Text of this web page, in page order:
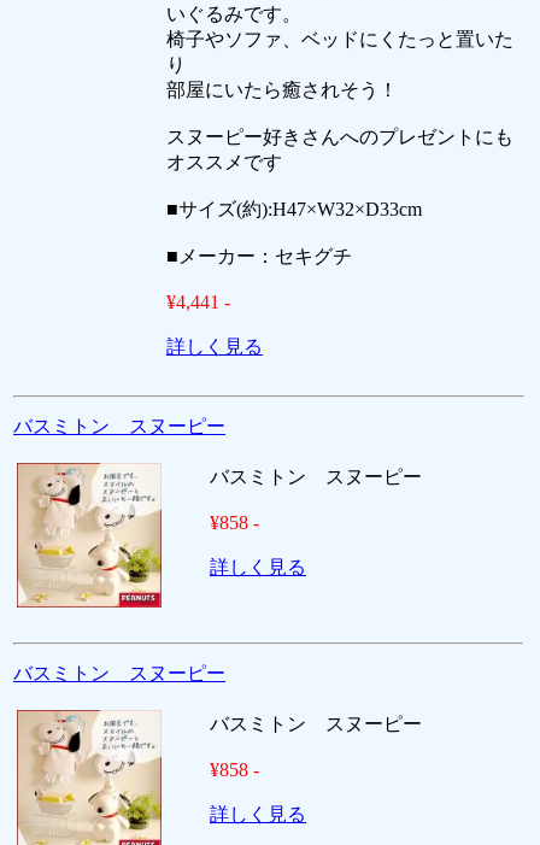
いぐるみです。
椅子やソファ、ベッドにくたっと置いた
り
部屋にいたら癒されそう！
スヌーピー好きさんへのプレゼントにも
オススメです
■サイズ(約):H47×W32×D33cm
■メーカー：セキグチ
¥4,441 -
詳しく見る
バスミトン スヌーピー
バスミトン スヌーピー
¥858 -
詳しく見る
バスミトン スヌーピー
バスミトン スヌーピー
¥858 -
詳しく見る